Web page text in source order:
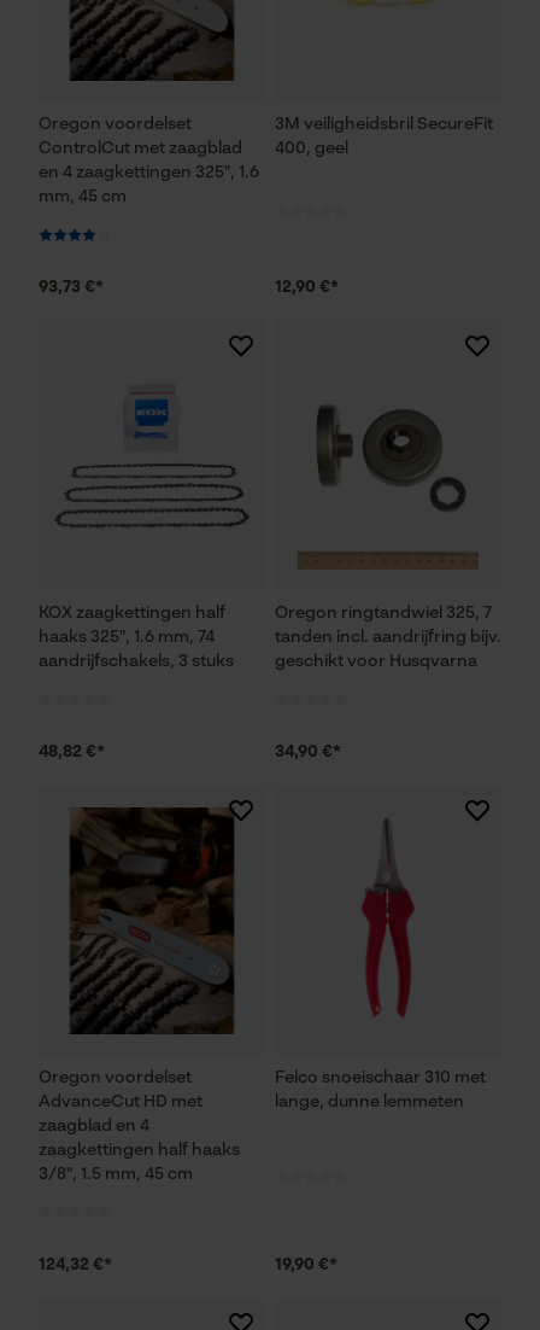
Oregon voordelset
ControlCut met zaagblad
en 4 zaagkettingen 325", 1.6
mm, 45 cm
93,73 €*
3M veiligheidsbril SecureFit
400, geel
12,90 €*
KOX zaagkettingen half
haaks 325", 1.6 mm, 74
aandrijfschakels, 3 stuks
48,82 €*
Oregon ringtandwiel 325, 7
tanden incl. aandrijfring bijv.
geschikt voor Husqvarna
34,90 €*
Oregon voordelset
AdvanceCut HD met
zaagblad en 4
zaagkettingen half haaks
3/8", 1.5 mm, 45 cm
124,32 €*
Felco snoeischaar 310 met
lange, dunne lemmeten
19,90 €*